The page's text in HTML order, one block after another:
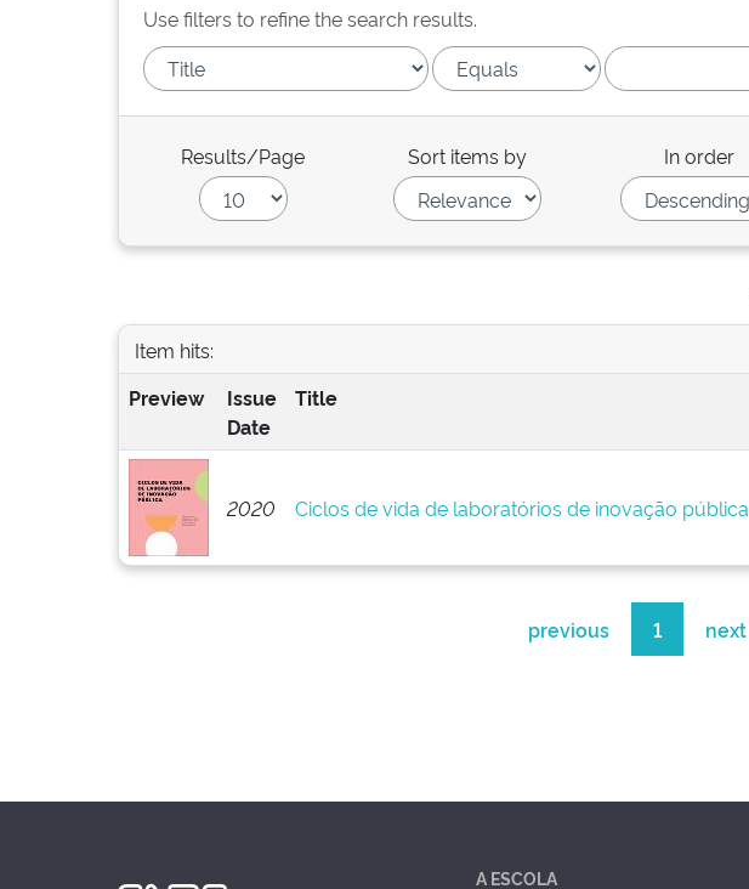
Use filters to refine the search results.
Results/Page Sort items by In order
Item hits:
Preview
Issue
Date
Title
2020 Ciclos de vida de laboratórios de inovação pública
previous 1 next
A ESCOLA